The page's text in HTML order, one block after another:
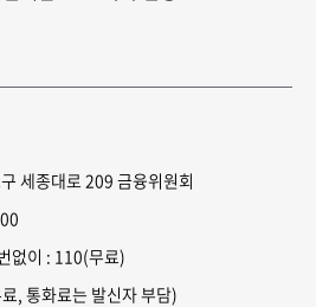
세종대로 209 금융위원회
없이 : 110(무료)
, 통화료는 발신자 부담)